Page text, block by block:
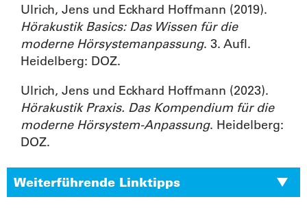
Ulrich, Jens und Eckhard Hoffmann (2019).
Hörakustik Basics: Das Wissen für die
moderne Hörsystemanpassung. 3. Aufl.
Heidelberg: DOZ.
Ulrich, Jens und Eckhard Hoffmann (2023).
Hörakustik Praxis. Das Kompendium für die
moderne Hörsystem-Anpassung. Heidelberg:
DOZ.
Weiterführende Linktipps